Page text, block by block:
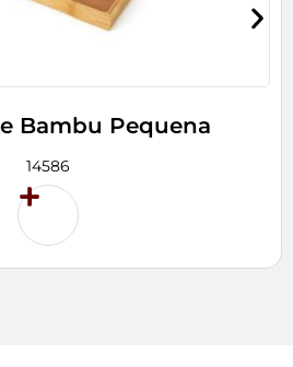
Bambu Pequena
14586